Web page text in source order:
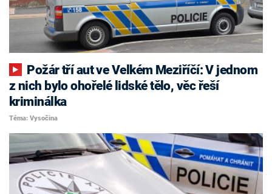
z nich bylo ohořelé lidské tělo, věc řeší
kriminálka
Téma: Vysočina